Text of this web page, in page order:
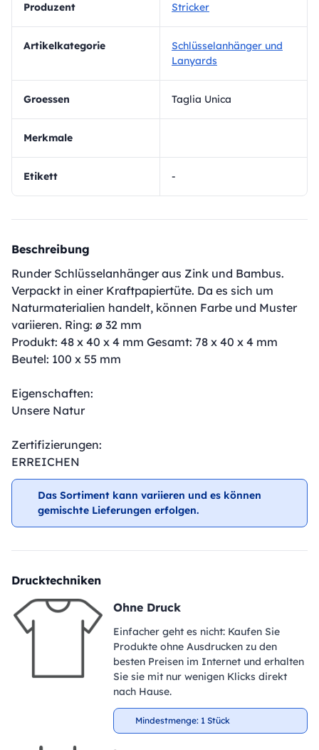
Produzent Stricker
Artikelkategorie
Schlüsselanhänger und
Lanyards
Groessen Taglia Unica
Merkmale
Etikett -
Beschreibung
Runder Schlüsselanhänger aus Zink und Bambus.
Verpackt in einer Kraftpapiertüte. Da es sich um
Naturmaterialien handelt, können Farbe und Muster
variieren. Ring: ø 32 mm
Produkt: 48 x 40 x 4 mm Gesamt: 78 x 40 x 4 mm
Beutel: 100 x 55 mm
Eigenschaften:
Unsere Natur
Zertifizierungen:
ERREICHEN
Das Sortiment kann variieren und es können
gemischte Lieferungen erfolgen.
Drucktechniken
Ohne Druck
Einfacher geht es nicht: Kaufen Sie
Produkte ohne Ausdrucken zu den
besten Preisen im Internet und erhalten
Sie sie mit nur wenigen Klicks direkt
nach Hause.
Mindestmenge: 1 Stück